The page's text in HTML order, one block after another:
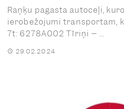
Raņķu pagasta autoceļi,
ierobežojumi transportam,
7t: 6278A002 Tīriņi – ...
29.02.2024